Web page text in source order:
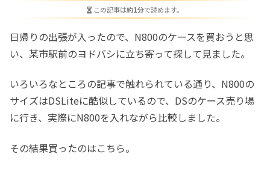
この記事は約1分で読めます。
日帰りの出張が入ったので、N800のケースを買おうと思
い、某市駅前のヨドバシに立ち寄って探して見ました。
いろいろなところの記事で触れられている通り、N800の
サイズはDSLiteに酷似しているので、DSのケース売り場
に行き、実際にN800を入れながら比較しました。
その結果買ったのはこちら。